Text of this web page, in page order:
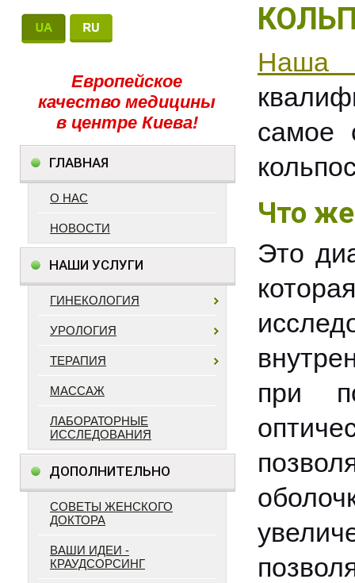
Европейское
качество медицины
в центре Киева!
ГЛАВНАЯ
О НАС
НОВОСТИ
НАШИ УСЛУГИ
ГИНЕКОЛОГИЯ
УРОЛОГИЯ
ТЕРАПИЯ
МАССАЖ
ЛАБОРАТОРНЫЕ
ИССЛЕДОВАНИЯ
ДОПОЛНИТЕЛЬНО
СОВЕТЫ ЖЕНСКОГО
ДОКТОРА
ВАШИ ИДЕИ -
КРАУДСОРСИНГ
самое
Что
Это
при